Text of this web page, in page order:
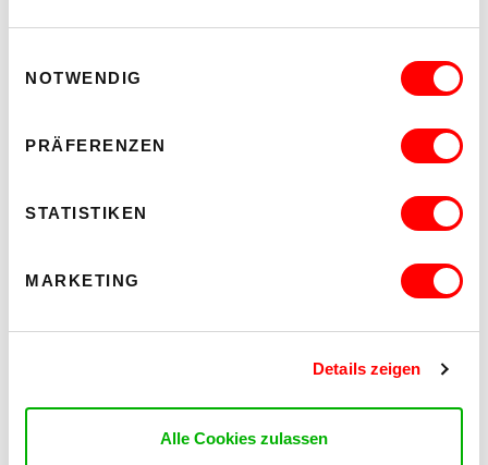
NOTWENDIG
PRÄFERENZEN
STATISTIKEN
MARKETING
Details zeigen
Alle Cookies zulassen
DER TÄUBLING
20.30